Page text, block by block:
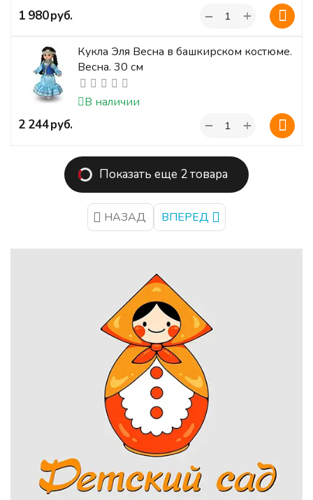
‍1 980‍руб. +
−
Кукла Эля Весна в башкирском костюме.
Весна. 30 см
В наличии
‍2 244‍руб. +
−
Показать еще 2 товара
НАЗАД ВПЕРЕД